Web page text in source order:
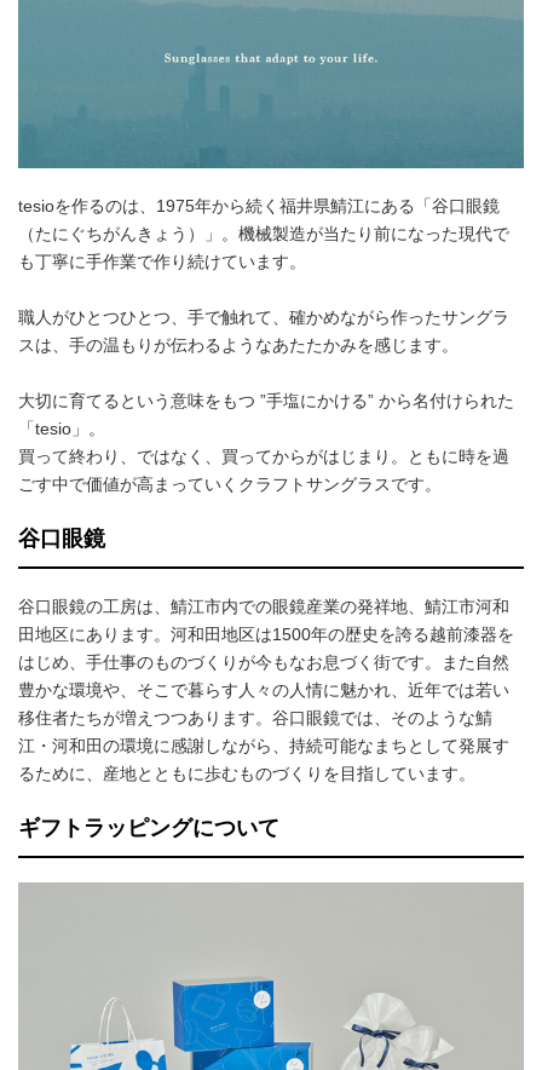
tesioを作るのは、1975年から続く福井県鯖江にある「谷口眼鏡
（たにぐちがんきょう）」。機械製造が当たり前になった現代で
も丁寧に手作業で作り続けています。
職人がひとつひとつ、手で触れて、確かめながら作ったサングラ
スは、手の温もりが伝わるようなあたたかみを感じます。
大切に育てるという意味をもつ ”手塩にかける” から名付けられた
「tesio」。
買って終わり、ではなく、買ってからがはじまり。ともに時を過
ごす中で価値が高まっていくクラフトサングラスです。
谷口眼鏡
谷口眼鏡の工房は、鯖江市内での眼鏡産業の発祥地、鯖江市河和
田地区にあります。河和田地区は1500年の歴史を誇る越前漆器を
はじめ、手仕事のものづくりが今もなお息づく街です。また自然
豊かな環境や、そこで暮らす人々の人情に魅かれ、近年では若い
移住者たちが増えつつあります。谷口眼鏡では、そのような鯖
江・河和田の環境に感謝しながら、持続可能なまちとして発展す
るために、産地とともに歩むものづくりを目指しています。
ギフトラッピングについて